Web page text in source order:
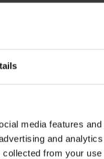
media features
and
collected from your
guma u struku
dio ojačan pamukom